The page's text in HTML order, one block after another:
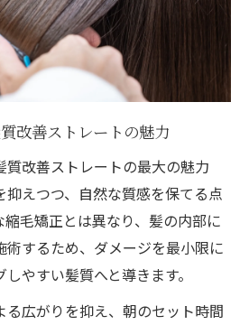
ったら知っておきたい違い
する髪質改善と縮毛矯正の差
感じるストレートの質感の違
改善は自然派志向に最適
違いを美容室で相談できる安
さを重視するなら美容室が正
トの特長と持続期間の秘密
改善ストレートはなぜ長持ち
改善ストレートの魅力
改善ストレートの最大の魅力
抑えつつ、自然な質感を保てる点
毛矯正とは異なり、髪の内部に
術するため、ダメージを最小限に
やすい髪質へと導きます。
る広がりを抑え、朝のセット時間